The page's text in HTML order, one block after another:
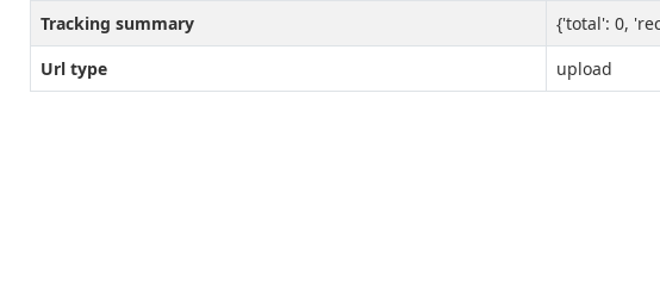
Tracking summary
{'total': 0,
Url type
upload